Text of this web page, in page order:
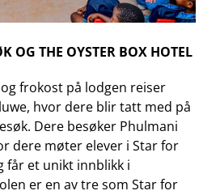
OG THE OYSTER BOX HOTEL
frokost på lodgen reiser
hvor dere blir tatt med på
Dere besøker Phulmani
dere møter elever i Star for
får et unikt innblikk i
er en av tre som Star for